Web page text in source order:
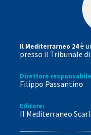
Il Mediterrarneo 24è
presso il Tribunale
Direttore
Filippo Passantino
Editore:
Il Mediterraneo